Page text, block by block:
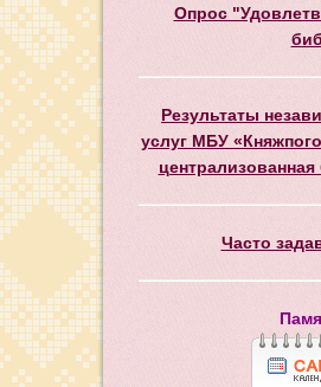
Опрос
Результаты
услуг МБУ
Часто